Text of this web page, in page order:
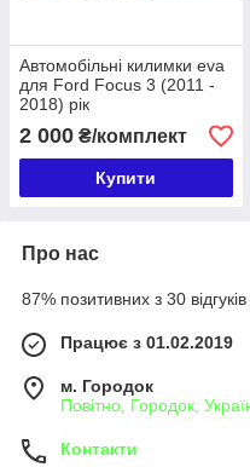
Автомобільні килимки eva
для Ford Focus 3 (2011 -
2018) рік
2 000 ₴/комплект
Купити
Про нас
87% позитивних з 30 відгуків
Працює з 01.02.2019
м. Городок
Повітно, Городок,
Контакти